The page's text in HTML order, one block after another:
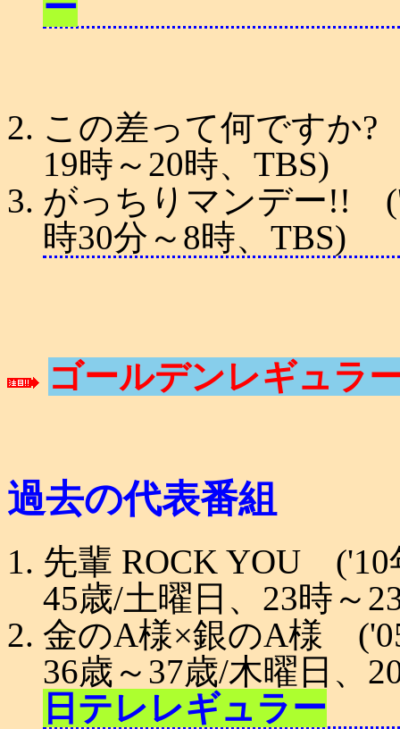
ー
この差って何ですか
19時～20時、TBS)
がっちりマンデー!!
時30分～8時、
ゴールデンレギュラ
過去の代表番組
先輩 ROCK YOU ('10
45歳/土曜日、23時～
金のA様×銀のA様
36歳～37歳/木曜
日テレレギュラー